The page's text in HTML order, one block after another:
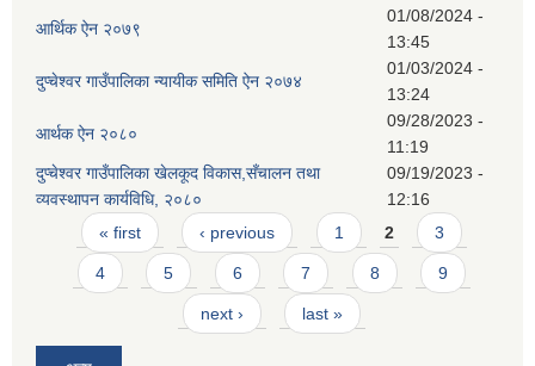
आर्थिक ऐन २०७९
01/08/2024 -
13:45
दुप्चेश्वर गाउँपालिका न्यायीक समिति ऐन २०७४
01/03/2024 -
13:24
आर्थक ऐन २०८०
09/28/2023 -
11:19
दुप्चेश्वर गाउँपालिका खेलकूद विकास,सँचालन तथा
व्यवस्थापन कार्यविधि, २०८०
09/19/2023 -
12:16
Pages
« first ‹ previous 1 2 3
4 5 6 7 8 9
next › last »